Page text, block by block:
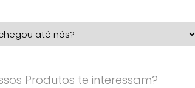
Produtos te interessam?